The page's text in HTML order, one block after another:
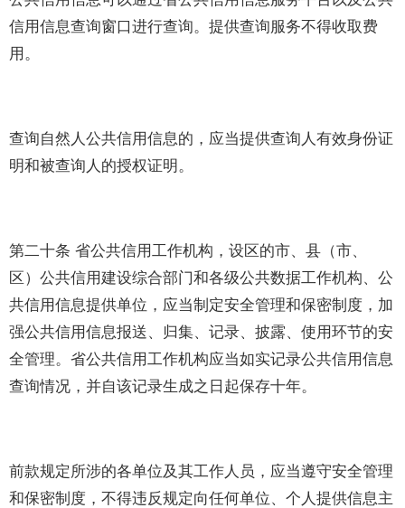
信用信息查询窗口进行查询。提供查询服务不得收取费
用。
查询自然人公共信用信息的，应当提供查询人有效身份证
明和被查询人的授权证明。
第二十条 省公共信用工作机构，设区的市、县（市、
区）公共信用建设综合部门和各级公共数据工作机构、公
共信用信息提供单位，应当制定安全管理和保密制度，加
强公共信用信息报送、归集、记录、披露、使用环节的安
全管理。省公共信用工作机构应当如实记录公共信用信息
查询情况，并自该记录生成之日起保存十年。
前款规定所涉的各单位及其工作人员，应当遵守安全管理
和保密制度，不得违反规定向任何单位、个人提供信息主